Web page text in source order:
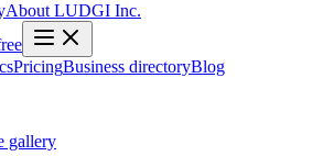
About LUDGI Inc.
PricingBusiness directoryBlog
gallery